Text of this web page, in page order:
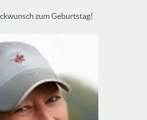
zum Geburtstag!